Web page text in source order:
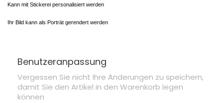
Kann mit Stickerei personalisiert werden
Ihr Bild kann als Porträt gerendert werden
Benutzeranpassung
Vergessen Sie nicht Ihre Änderungen zu speichern,
damit Sie den Artikel in den Warenkorb legen
können